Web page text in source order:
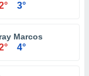
3°
Marcos
4°